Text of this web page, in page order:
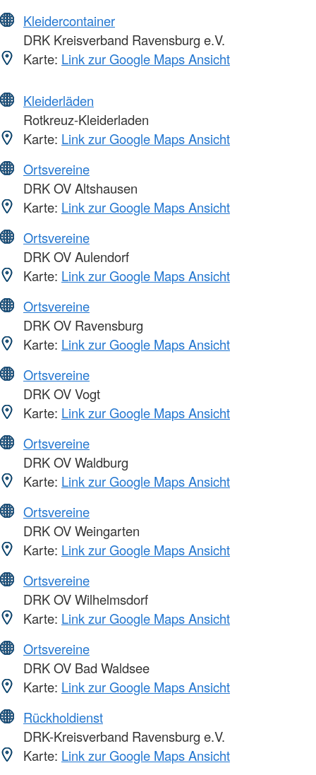
Kleidercontainer
DRK Kreisverband Ravensburg e.V.
Karte: Link zur Google Maps Ansicht
Kleiderläden
Rotkreuz-Kleiderladen
Karte: Link zur Google Maps Ansicht
Ortsvereine
DRK OV Altshausen
Karte: Link zur Google Maps Ansicht
Ortsvereine
DRK OV Aulendorf
Karte: Link zur Google Maps Ansicht
Ortsvereine
DRK OV Ravensburg
Karte: Link zur Google Maps Ansicht
Ortsvereine
DRK OV Vogt
Karte: Link zur Google Maps Ansicht
Ortsvereine
DRK OV Waldburg
Karte: Link zur Google Maps Ansicht
Ortsvereine
DRK OV Weingarten
Karte: Link zur Google Maps Ansicht
Ortsvereine
DRK OV Wilhelmsdorf
Karte: Link zur Google Maps Ansicht
Ortsvereine
DRK OV Bad Waldsee
Karte: Link zur Google Maps Ansicht
Rückholdienst
DRK-Kreisverband Ravensburg e.V.
Karte: Link zur Google Maps Ansicht